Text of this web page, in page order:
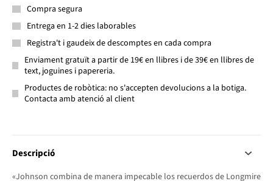
Compra segura
Entrega en 1-2 dies laborables
Registra't i gaudeix de descomptes en cada compra
Enviament gratuït a partir de 19€ en llibres i de 39€ en llibres de
text, joguines i papereria.
Productes de robòtica: no s'accepten devolucions a la botiga.
Contacta amb atenció al client
Descripció
«Johnson combina de manera impecable los recuerdos de Longmire